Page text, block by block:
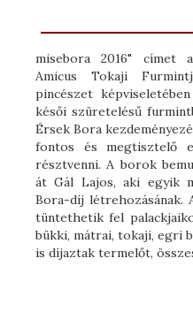
misebora 2016" címet
Amicus Tokaji
pincészet
késői szüretelésű
Érsek Bora
fontos és megtisztelő
résztvenni. A borok
át Gál Lajos, aki egyik
Bora-díj létrehozásának.
tüntethetik fel
bükki, mátrai, tokaji, egri
is díjaztak termelőt,